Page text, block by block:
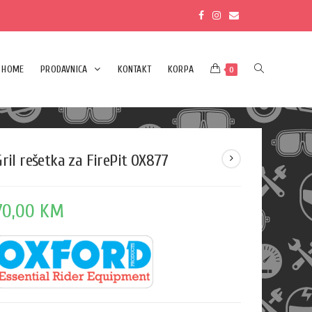
HOME PRODAVNICA KONTAKT KORPA 0
rešetka za FirePit OX877
KM